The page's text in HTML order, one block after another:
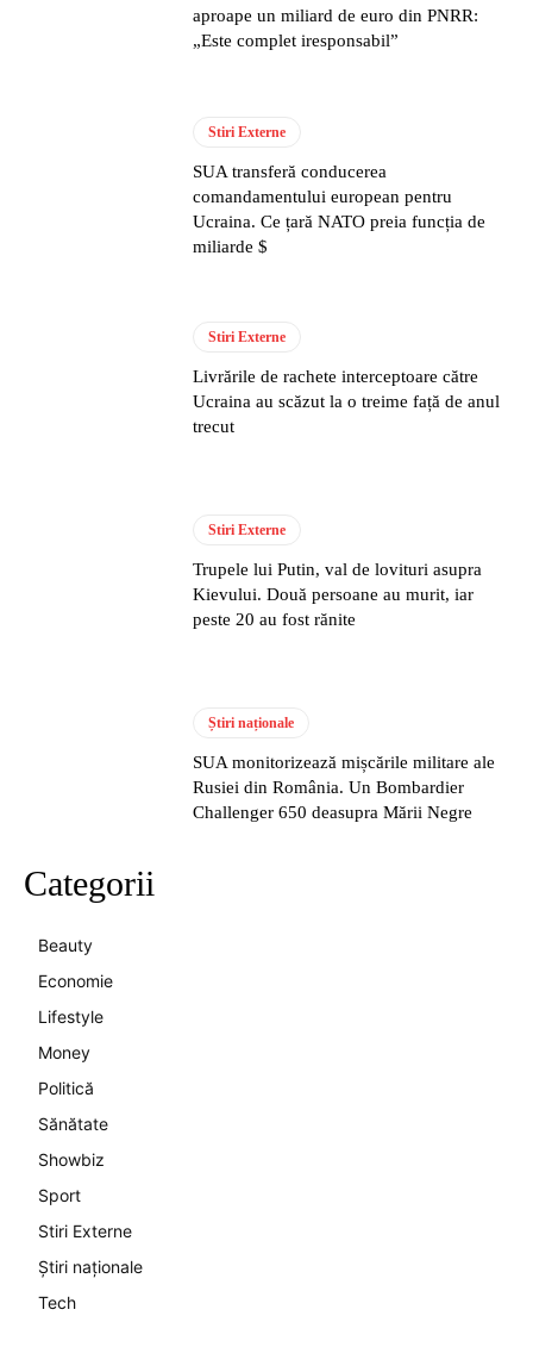
aproape un miliard de euro din PNRR:
„Este complet iresponsabil”
Stiri Externe
SUA transferă conducerea
comandamentului european pentru
Ucraina. Ce țară NATO preia funcția de
miliarde $
Stiri Externe
Livrările de rachete interceptoare către
Ucraina au scăzut la o treime față de anul
trecut
Stiri Externe
Trupele lui Putin, val de lovituri asupra
Kievului. Două persoane au murit, iar
peste 20 au fost rănite
Știri naționale
SUA monitorizează mișcările militare ale
Rusiei din România. Un Bombardier
Challenger 650 deasupra Mării Negre
Categorii
Beauty
Economie
Lifestyle
Money
Politică
Sănătate
Showbiz
Sport
Stiri Externe
Știri naționale
Tech